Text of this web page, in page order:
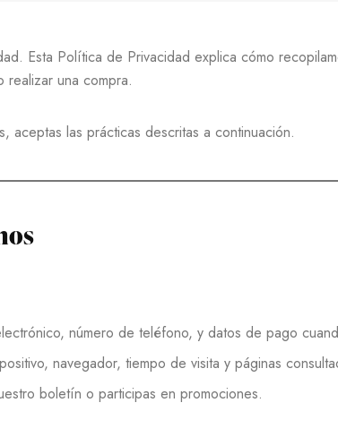
Esta Política de Privacidad explica cómo
una compra.
aceptas las prácticas descritas a continuación.
número de teléfono, y datos de pago
navegador, tiempo de visita y páginas
boletín o participas en promociones.